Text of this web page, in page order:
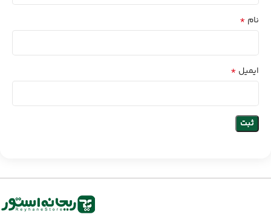
نام *
ایمیل *